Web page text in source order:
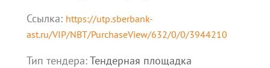
Ссылка: https://utp.sberbank-
ast.ru/VIP/NBT/PurchaseView/632/0/0/3944210
Тип тендера:Тендерная площадка